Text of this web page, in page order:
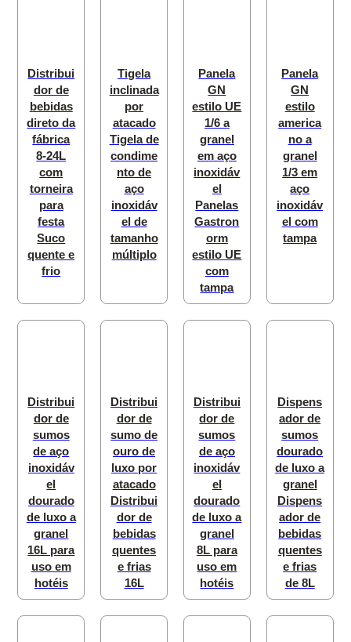
Distribui
dor de
bebidas
direto da
fábrica
8-24L
com
torneira
para
festa
Suco
quente e
frio
Tigela
inclinada
por
atacado
Tigela de
condime
nto de
aço
inoxidáv
el de
tamanho
múltiplo
Panela
GN
estilo UE
1/6 a
granel
em aço
inoxidáv
el
Panelas
Gastron
orm
estilo UE
com
tampa
Panela
GN
estilo
america
no a
granel
1/3 em
aço
inoxidáv
el com
tampa
Distribui
dor de
sumos
de aço
inoxidáv
el
dourado
de luxo a
granel
16L para
uso em
hotéis
Distribui
dor de
sumo de
ouro de
luxo por
atacado
Distribui
dor de
bebidas
quentes
e frias
16L
Distribui
dor de
sumos
de aço
inoxidáv
el
dourado
de luxo a
granel
8L para
uso em
hotéis
Dispens
ador de
sumos
dourado
de luxo a
granel
Dispens
ador de
bebidas
quentes
e frias
de 8L